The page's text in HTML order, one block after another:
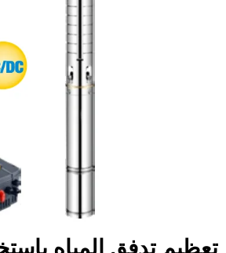
تعظيم تدفق المياه